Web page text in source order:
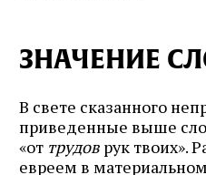
ЗНАЧЕНИЕ
В свете сказанного
приведенные выше
«от трудов рук твоих».
евреем в